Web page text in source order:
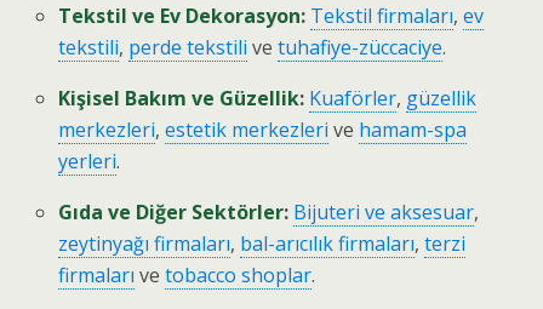
Tekstil ve Ev Dekorasyon: Tekstil firmaları,ev
tekstili, perde tekstili vetuhafiye-züccaciye.
Kişisel Bakım ve Güzellik: Kuaförler, güzellik
merkezleri,estetik merkezleri ve hamam-spa
yerleri.
Gıda ve Diğer Sektörler: Bijuteri ve aksesuar,
zeytinyağı firmaları, bal-arıcılık firmaları,terzi
firmaları vetobacco shoplar.